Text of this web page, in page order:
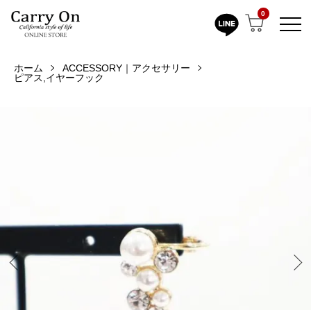
0
ホーム
ACCESSORY｜アクセサリー
ピアス,イヤーフック